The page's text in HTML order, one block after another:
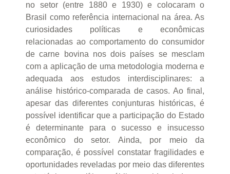
no setor (entre 1880 e 1930) e colocaram o
Brasil como referência internacional na área. As
curiosidades políticas e econômicas
relacionadas ao comportamento do consumidor
de carne bovina nos dois países se mesclam
com a aplicação de uma metodologia moderna e
adequada aos estudos interdisciplinares: a
análise histórico-comparada de casos. Ao final,
apesar das diferentes conjunturas históricas, é
possível identificar que a participação do Estado
é determinante para o sucesso e insucesso
econômico do setor. Ainda, por meio da
comparação, é possível constatar fragilidades e
oportunidades reveladas por meio das diferentes